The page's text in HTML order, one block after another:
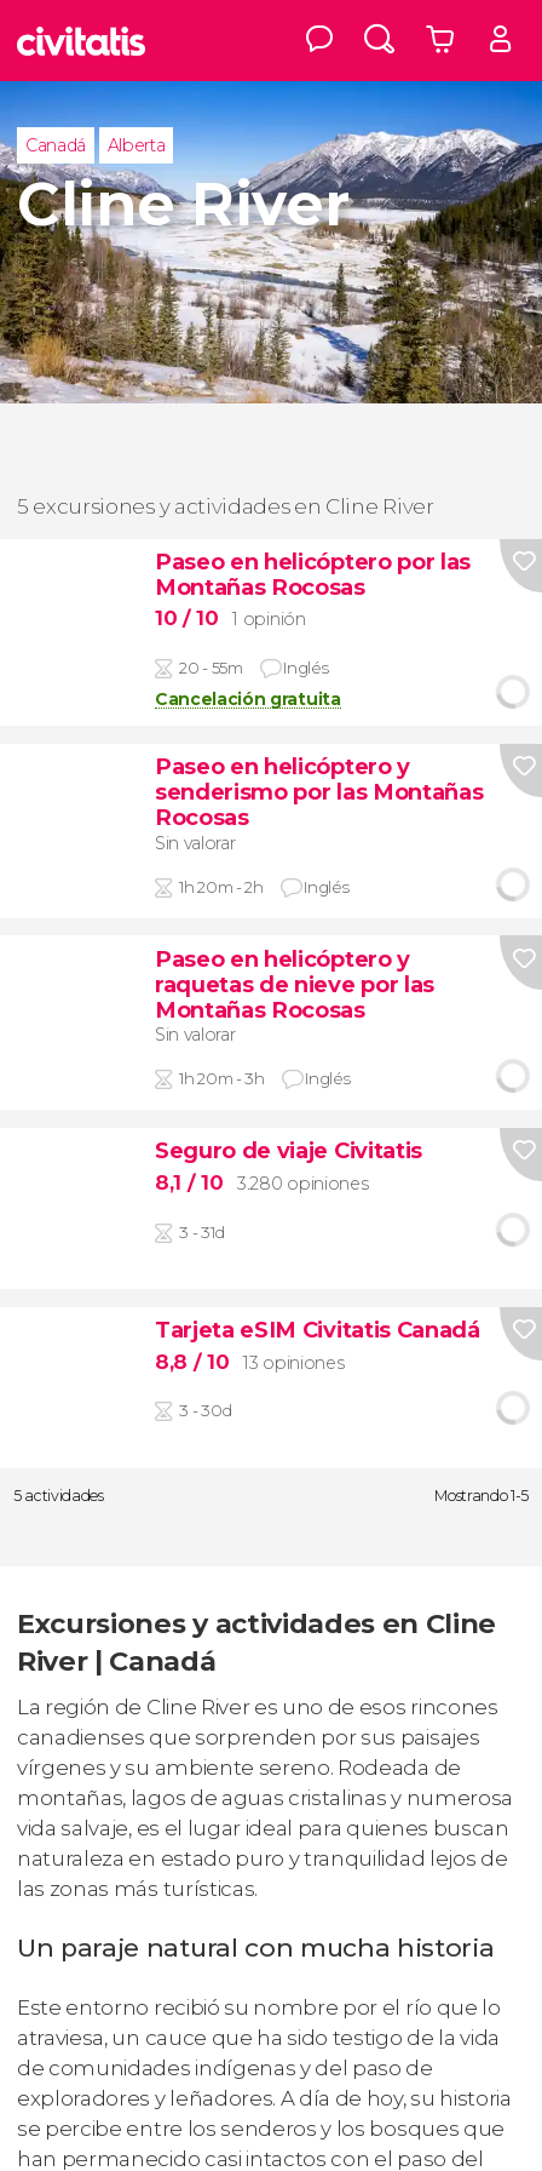
Canadá Alberta
Cline River
5 excursiones y actividades en Cline River
Paseo en helicóptero por las
Montañas Rocosas
10 / 10 1 opinión
20 - 55m Inglés
Cancelación gratuita
Paseo en helicóptero y
senderismo por las Montañas
Rocosas
Sin valorar
1h 20m - 2h Inglés
Paseo en helicóptero y
raquetas de nieve por las
Montañas Rocosas
Sin valorar
1h 20m - 3h Inglés
Seguro de viaje Civitatis
8,1 / 10 3.280 opiniones
3 - 31d
Tarjeta eSIM Civitatis Canadá
8,8 / 10 13 opiniones
3 - 30d
5 actividades Mostrando 1-5
Excursiones y actividades en Cline
River | Canadá
La región de Cline River es uno de esos rincones
canadienses que sorprenden por sus paisajes
vírgenes y su ambiente sereno. Rodeada de
montañas, lagos de aguas cristalinas y numerosa
vida salvaje, es el lugar ideal para quienes buscan
naturaleza en estado puro y tranquilidad lejos de
las zonas más turísticas.
Un paraje natural con mucha historia
Este entorno recibió su nombre por el río que lo
atraviesa, un cauce que ha sido testigo de la vida
de comunidades indígenas y del paso de
exploradores y leñadores. A día de hoy, su historia
se percibe entre los senderos y los bosques que
han permanecido casi intactos con el paso del